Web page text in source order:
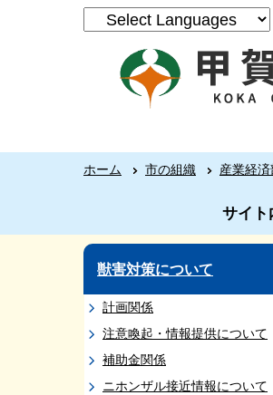
ホーム 市の組織 産業経済
サイト
獣害対策について
計画関係
注意喚起・情報提供について
補助金関係
ニホンザル接近情報について